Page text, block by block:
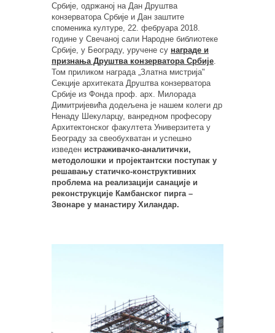
Србије, одржаној на Дан Друштва
конзерватора Србије и Дан заштите
споменика културе, 22. фебруара 2018.
године у Свечаној сали Народне библиотеке
Србије, у Београду, уручене су награде и
признања Друштва конзерватора Србије
Том приликом награда „Златна мистријаʺ
Секције архитеката Друштва конзерватора
Србије из Фонда проф. арх. Милорада
Димитријевића додељена је нашем колеги др
Ненаду Шекуларцу, ванредном професору
Архитектонског факултета Универзитета у
Београду за свеобухватан и успешно
изведен истраживачко-аналитички,
методолошки и пројектантски поступак у
решавању статичко-конструктивних
проблема на реализацији санације и
реконструкције Камбанског пирга –
Звонаре у манастиру Хиландар.